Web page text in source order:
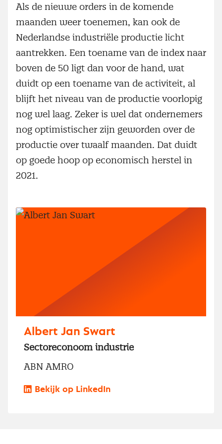
Als de nieuwe orders in de komende
maanden weer toenemen, kan ook de
Nederlandse industriële productie licht
aantrekken. Een toename van de index naar
boven de 50 ligt dan voor de hand, wat
duidt op een toename van de activiteit, al
blijft het niveau van de productie voorlopig
nog wel laag. Zeker is wel dat ondernemers
nog optimistischer zijn geworden over de
productie over twaalf maanden. Dat duidt
op goede hoop op economisch herstel in
2021.
Albert Jan Swart
Sectoreconoom industrie
ABN AMRO
Bekijk op LinkedIn